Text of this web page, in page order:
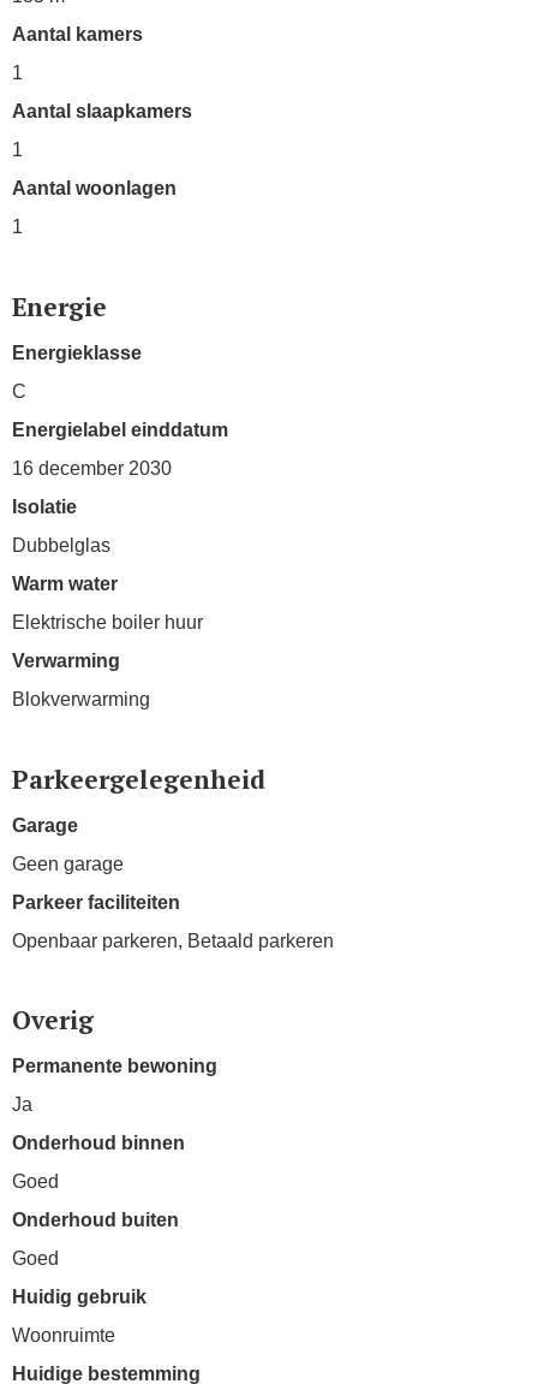
Aantal kamers
1
Aantal slaapkamers
1
Aantal woonlagen
1
Energie
Energieklasse
C
Energielabel einddatum
16 december 2030
Isolatie
Dubbelglas
Warm water
Elektrische boiler huur
Verwarming
Blokverwarming
Parkeergelegenheid
Garage
Geen garage
Parkeer faciliteiten
Openbaar parkeren, Betaald parkeren
Overig
Permanente bewoning
Ja
Onderhoud binnen
Goed
Onderhoud buiten
Goed
Huidig gebruik
Woonruimte
Huidige bestemming